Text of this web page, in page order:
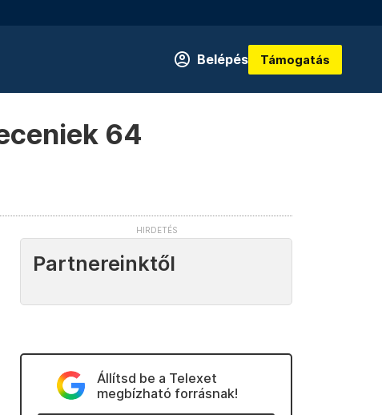
Belépés Támogatás
64
Partnereinktől
Állítsd be a Telexet
megbízható forrásnak!